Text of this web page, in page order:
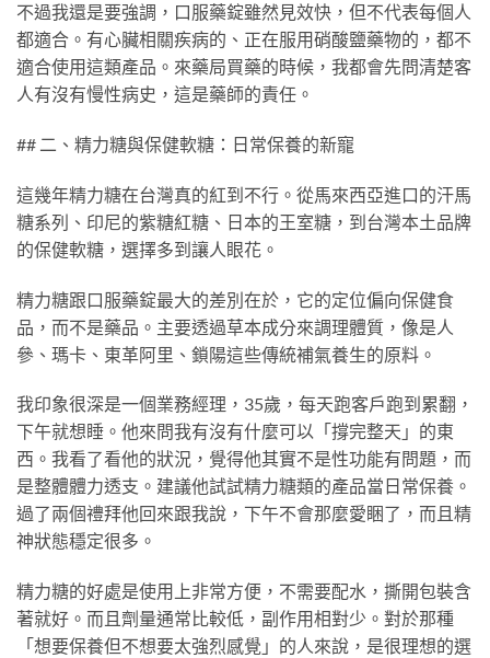
不過我還是要強調，口服藥錠雖然見效快，但不代表每個人
都適合。有心臟相關疾病的、正在服用硝酸鹽藥物的，都不
適合使用這類產品。來藥局買藥的時候，我都會先問清楚客
人有沒有慢性病史，這是藥師的責任。
## 二、精力糖與保健軟糖：日常保養的新寵
這幾年精力糖在台灣真的紅到不行。從馬來西亞進口的汗馬
糖系列、印尼的紫糖紅糖、日本的王室糖，到台灣本土品牌
的保健軟糖，選擇多到讓人眼花。
精力糖跟口服藥錠最大的差別在於，它的定位偏向保健食
品，而不是藥品。主要透過草本成分來調理體質，像是人
參、瑪卡、東革阿里、鎖陽這些傳統補氣養生的原料。
我印象很深是一個業務經理，35歲，每天跑客戶跑到累翻，
下午就想睡。他來問我有沒有什麼可以「撐完整天」的東
西。我看了看他的狀況，覺得他其實不是性功能有問題，而
是整體體力透支。建議他試試精力糖類的產品當日常保養。
過了兩個禮拜他回來跟我說，下午不會那麼愛睏了，而且精
神狀態穩定很多。
精力糖的好處是使用上非常方便，不需要配水，撕開包裝含
著就好。而且劑量通常比較低，副作用相對少。對於那種
「想要保養但不想要太強烈感覺」的人來說，是很理想的選